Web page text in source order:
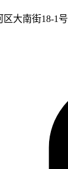
大南街18-1号